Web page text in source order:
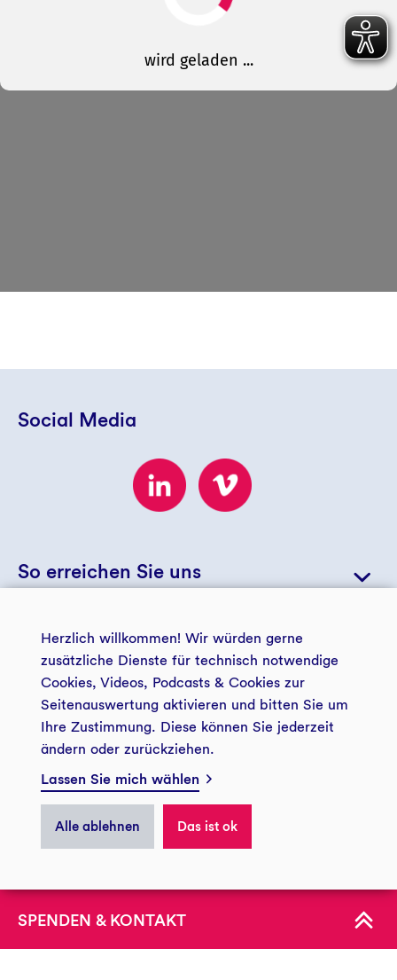
KONTAKT
Social Media
So erreichen Sie uns
+49 234 5797 5723
+49 234 5797 5188
info@gls-entwicklung.de
Kontakt und Anfahrt
GLS Zukunftsstiftung Entwicklung
Postadresse
44774 Bochum
Christstraße 9
44789 Bochum
© 2026 GLS Zukunftsstiftung Entwicklung
Impressum Datenschutz
Privatsphäre
Herzlich willkommen! Wir würden gerne
zusätzliche Dienste für technisch notwendige
Cookies, Videos, Podcasts & Cookies zur
Seitenauswertung aktivieren und bitten Sie um
Ihre Zustimmung. Diese können Sie jederzeit
ändern oder zurückziehen.
Lassen Sie mich wählen
Alle ablehnen Das ist ok